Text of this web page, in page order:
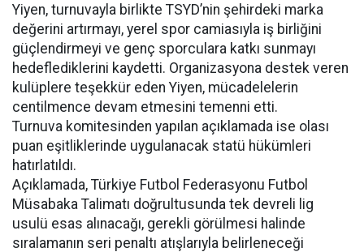
Yiyen, turnuvayla birlikte TSYD’nin şehirdeki marka
değerini artırmayı, yerel spor camiasıyla iş birliğini
güçlendirmeyi ve genç sporculara katkı sunmayı
hedeflediklerini kaydetti. Organizasyona destek veren
kulüplere teşekkür eden Yiyen, mücadelelerin
centilmence devam etmesini temenni etti.
Turnuva komitesinden yapılan açıklamada ise olası
puan eşitliklerinde uygulanacak statü hükümleri
hatırlatıldı.
Açıklamada, Türkiye Futbol Federasyonu Futbol
Müsabaka Talimatı doğrultusunda tek devreli lig
usulü esas alınacağı, gerekli görülmesi halinde
sıralamanın seri penaltı atışlarıyla belirleneceği